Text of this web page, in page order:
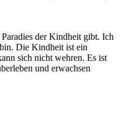
der Kindheit gibt. Ich
Die Kindheit ist ein
sich nicht wehren. Es ist
und erwachsen